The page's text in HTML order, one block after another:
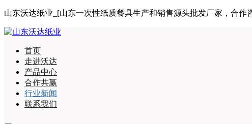
山东沃达纸业_[山东一次性纸质餐具生产和销售源头批发厂家，合作
首页
走进沃达
产品中心
合作共赢
行业新闻
联系我们